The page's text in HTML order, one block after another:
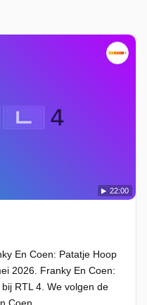
22:00
En Coen: Patatje Hoop
2026. Franky En Coen:
RTL 4. We volgen de